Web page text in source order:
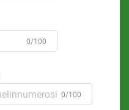
0/100
0/100